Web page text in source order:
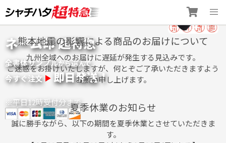
to
content
ネーム印 超特急
全書体サンプルから選んで
今すぐ注文 即日発送！
※平日12時受付分まで
熊本地震の影響による商品のお届けについて
九州全域へのお届けに遅延が発生する見込みです。
ご迷惑をお掛けいたしますが、何とぞご了承いただきますよう
お願い申し上げます。
夏季休業のお知らせ
誠に勝手ながら、以下の期間を夏季休業とさせていただきま
す。